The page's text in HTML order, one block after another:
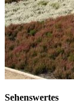
Sehenswertes